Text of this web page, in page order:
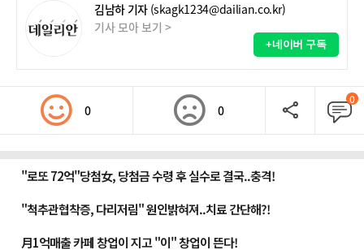
김남하 기자 (skagk1234@dailian.co.kr)
기사 모아 보기 >
+네이버 구독
0 0
0